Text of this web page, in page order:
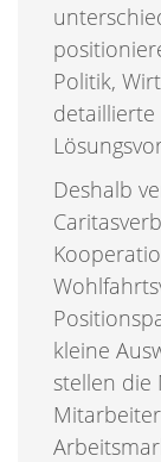
Politik,
Deshalb
kleine
stellen